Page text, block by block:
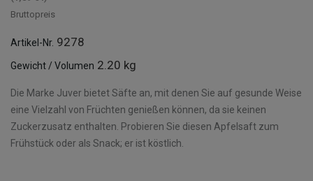
Bruttopreis
Artikel-Nr. 9278
Gewicht / Volumen 2.20 kg
Die Marke Juver bietet Säfte an, mit denen Sie auf gesunde Weise
eine Vielzahl von Früchten genießen können, da sie keinen
Zuckerzusatz enthalten. Probieren Sie diesen Apfelsaft zum
Frühstück oder als Snack; er ist köstlich.